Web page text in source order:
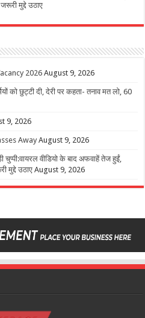
मुद्दे उठाए
2026 August 9, 2026
को छुट्टी दी, देरी पर कहता- तनाव मत लो, 60
9, 2026
Away August 9, 2026
वीडियो के बाद अफवाहें तेज हुईं,
मुद्दे उठाए August 9, 2026